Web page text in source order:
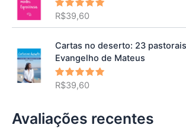
Avaliação
de 5
R$39,60
Cartas no deserto: 23
Evangelho de Mateus
Avaliação
de 5
R$39,60
Avaliações recentes